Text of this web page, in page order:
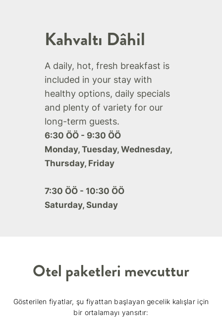
Kahvaltı Dâhil
A daily, hot, fresh breakfast is
included in your stay with
healthy options, daily specials
and plenty of variety for our
long-term guests.
6:30 ÖÖ - 9:30 ÖÖ
Monday, Tuesday, Wednesday,
Thursday, Friday
7:30 ÖÖ - 10:30 ÖÖ
Saturday, Sunday
Otel paketleri mevcuttur
Gösterilen fiyatlar, şu fiyattan başlayan gecelik kalışlar için
bir ortalamayı yansıtır: